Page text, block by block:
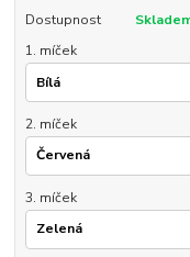
Dostupnost
1. míček
2. míček
3. míček